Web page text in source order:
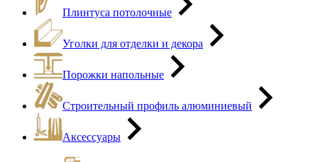
Плинтуса потолочные
Уголки для отделки и декора
Порожки напольные
Строительный профиль алюминиевый
Аксессуары